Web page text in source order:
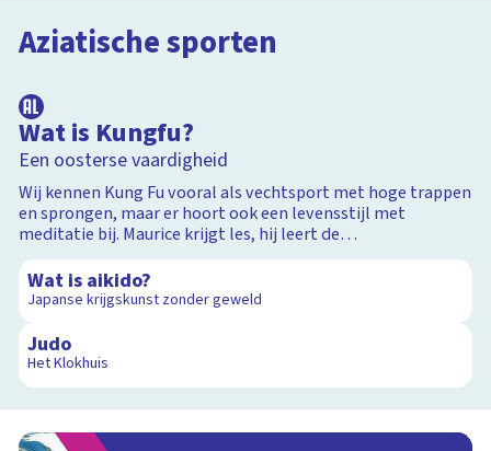
Aziatische sporten
Wat is Kungfu?
Een oosterse vaardigheid
Wij kennen Kung Fu vooral als vechtsport met hoge trappen
en sprongen, maar er hoort ook een levensstijl met
meditatie bij. Maurice krijgt les, hij leert de
basisbewegingen en neemt het op tegen een ervaren
stokvechter.
Wat is aikido?
Japanse krijgskunst zonder geweld
3:16
Judo
Het Klokhuis
14:15